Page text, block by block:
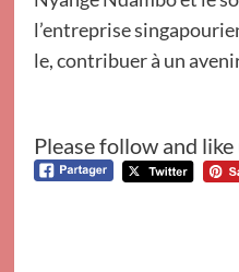
l’entreprise
le, contribuer à un
Please follow and like